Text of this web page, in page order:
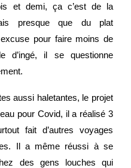
et demi, ça c’est de la
presque que du plat
pour faire moins de
d’ingé, il se questionne
aussi haletantes, le projet
pour Covid, il a réalisé 3
fait d’autres voyages
Il a même réussi à se
des gens louches qui